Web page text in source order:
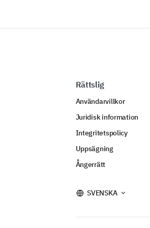
Rättslig
Användarvillkor
Juridisk information
Integritetspolicy
Uppsägning
Ångerrätt
SVENSKA